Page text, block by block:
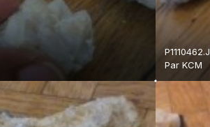
Par KCM